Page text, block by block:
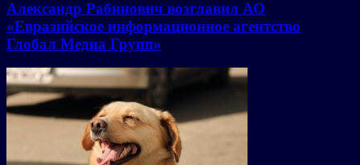
Александр Рабинович возглавил АО
«Евразийское информационное агентство
Глобал Медиа Групп»